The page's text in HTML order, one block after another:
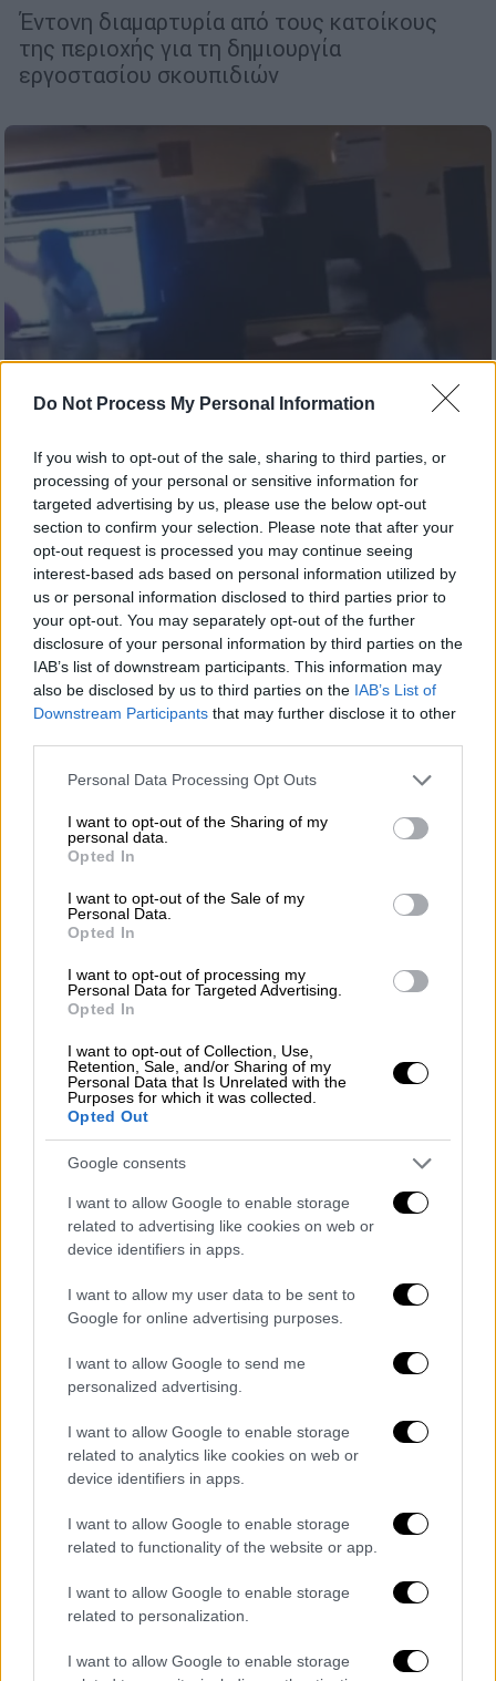
Do Not Process My Personal Information
If you wish to opt-out of the sale, sharing to third parties, or
processing of your personal or sensitive information for
targeted advertising by us, please use the below opt-out
section to confirm your selection. Please note that after your
opt-out request is processed you may continue seeing
interest-based ads based on personal information utilized by
us or personal information disclosed to third parties prior to
your opt-out. You may separately opt-out of the further
disclosure of your personal information by third parties on the
IAB’s list of downstream participants. This information may
also be disclosed by us to third parties on the IAB’s List of
Downstream Participants that may further disclose it to other
Please note that this website/app uses one or more Google
not limited to your visit or usage behaviour. You may click to
grant or deny consent to Google and its third-party tags to
use your data for below specified purposes in below Google
consent section.
Personal Data Processing Opt Outs
I want to opt-out of the Sharing of my
personal data.
Opted In
I want to opt-out of the Sale of my
Personal Data.
Opted In
I want to opt-out of processing my
Personal Data for Targeted Advertising.
Opted In
I want to opt-out of Collection, Use,
Retention, Sale, and/or Sharing of my
Personal Data that Is Unrelated with the
Purposes for which it was collected.
Opted Out
Google consents
I want to allow Google to enable storage
related to advertising like cookies on web or
device identifiers in apps.
I want to allow my user data to be sent to
Google for online advertising purposes.
I want to allow Google to send me
personalized advertising.
I want to allow Google to enable storage
related to analytics like cookies on web or
device identifiers in apps.
I want to allow Google to enable storage
related to functionality of the website or app.
I want to allow Google to enable storage
related to personalization.
I want to allow Google to enable storage
Έντονη διαμαρτυρία από τους κατοίκους
της περιοχής για τη δημιουργία
εργοστασίου σκουπιδιών
Κόσμος|01.10.2023 20:39
Πέταξε την καρέκλα στο κεφάλι της
καθηγήτριας της 15χρονη μαθήτρια - Το
απίστευτο περιστατικό σχολικής βίας
από τις ΗΠΑ
Δείτε το βίντεο
Τεχνολογία|06.12.2022 18:28
H Volkswagen δημιούργησε μια
ηλεκτρική καρέκλα γραφείου που
«τρέχει» με 20 χλμ την ώρα
Μπορεί να μοιάζει με gaming καρέκλα αλλά
χρησιμοποιεί την ίδια τεχνολογία με
τα ηλεκτρικά οχήματα της εταιρείας
Η hi – tech καρέκλα γραφείου της